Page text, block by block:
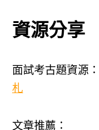
資源分享
面試考古題資源：
札
文章推薦：